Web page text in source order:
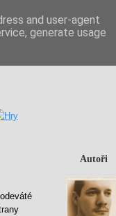
Autoři
and user-agent
generate usage